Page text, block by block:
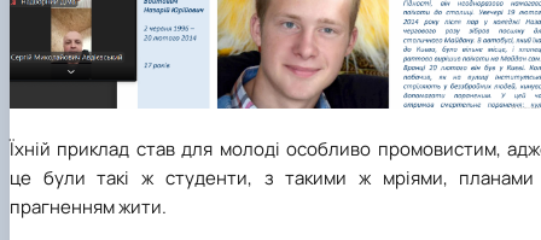
Їхній приклад став для молоді особливо промовистим,
це були такі ж студенти, з такими ж мріями, планами
прагненням жити.